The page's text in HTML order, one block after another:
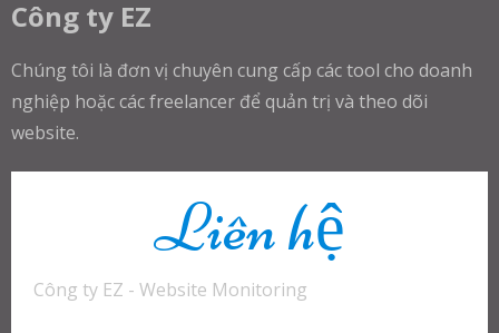
Công ty EZ
Chúng tôi là đơn vị chuyên cung cấp các tool cho doanh
nghiệp hoặc các freelancer để quản trị và theo dõi
website.
Liên hệ
Công ty EZ - Website Monitoring